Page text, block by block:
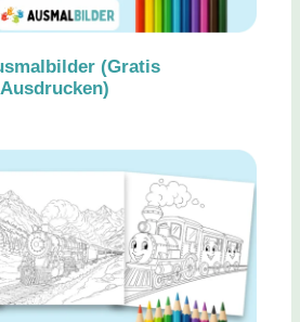
(Gratis